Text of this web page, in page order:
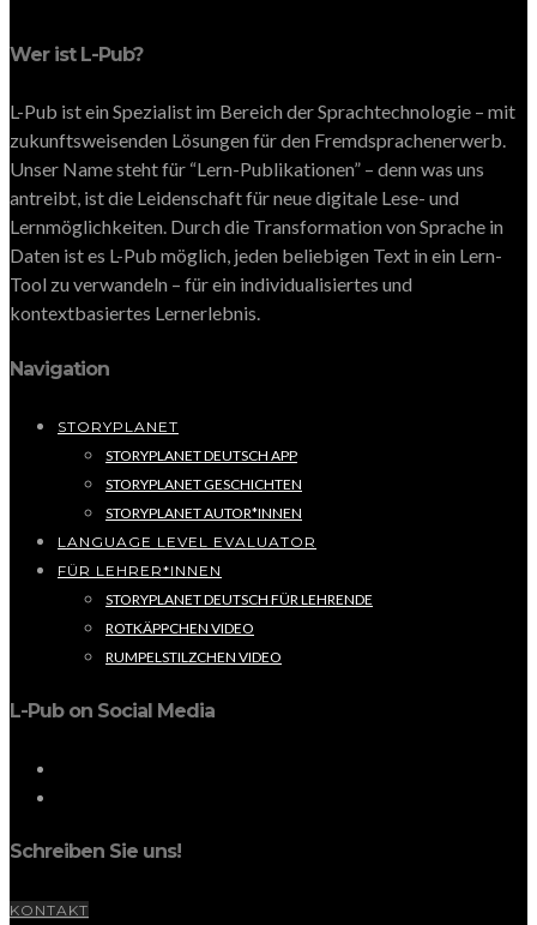
Wer ist L-Pub?
L-Pub ist ein Spezialist im Bereich der Sprachtechnologie – mit
zukunftsweisenden Lösungen für den Fremdsprachenerwerb.
Unser Name steht für “Lern-Publikationen” – denn was uns
antreibt, ist die Leidenschaft für neue digitale Lese- und
Lernmöglichkeiten. Durch die Transformation von Sprache in
Daten ist es L-Pub möglich, jeden beliebigen Text in ein Lern-
Tool zu verwandeln – für ein individualisiertes und
kontextbasiertes Lernerlebnis.
Navigation
STORYPLANET
STORYPLANET DEUTSCH APP
STORYPLANET GESCHICHTEN
STORYPLANET AUTOR*INNEN
LANGUAGE LEVEL EVALUATOR
FÜR LEHRER*INNEN
STORYPLANET DEUTSCH FÜR LEHRENDE
ROTKÄPPCHEN VIDEO
RUMPELSTILZCHEN VIDEO
L-Pub on Social Media
Schreiben Sie uns!
KONTAKT